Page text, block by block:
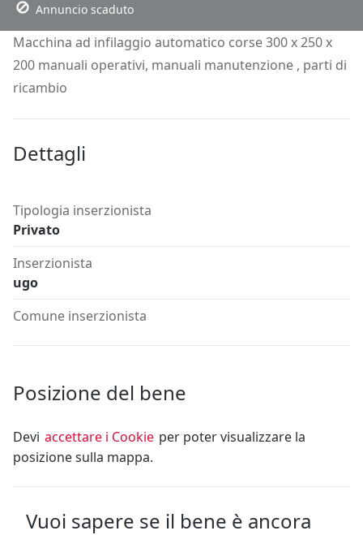
Annuncio scaduto
Macchina ad infilaggio automatico corse 300 x 250 x
200 manuali operativi, manuali manutenzione , parti di
ricambio
Dettagli
Tipologia inserzionista
Privato
Inserzionista
ugo
Comune inserzionista
Posizione del bene
Devi accettare i Cookie per poter visualizzare la
posizione sulla mappa.
Vuoi sapere se il bene è ancora